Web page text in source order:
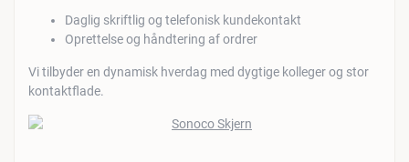
Daglig skriftlig og telefonisk kundekontakt
Oprettelse og håndtering af ordrer
Vi tilbyder en dynamisk hverdag med dygtige kolleger og stor
kontaktflade.